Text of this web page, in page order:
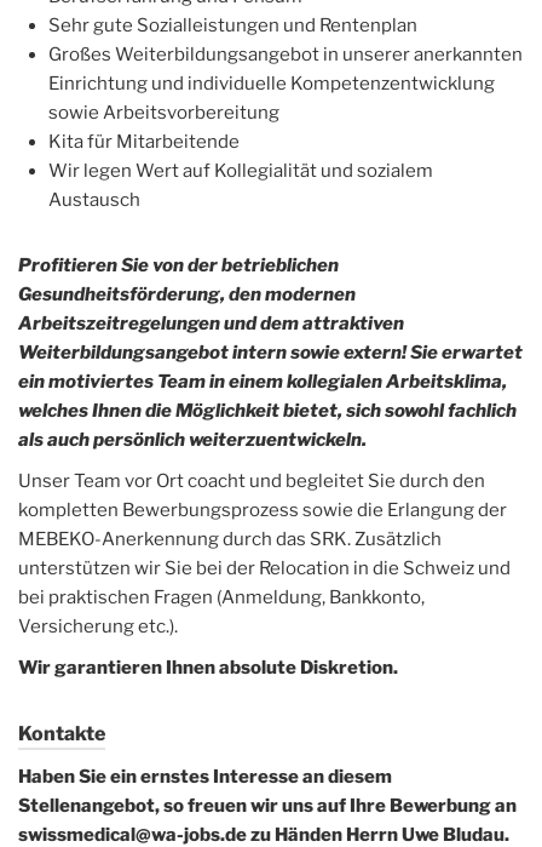
Sehr gute Sozialleistungen und Rentenplan
Großes Weiterbildungsangebot in unserer anerkannten
Einrichtung und individuelle Kompetenzentwicklung
sowie Arbeitsvorbereitung
Kita für Mitarbeitende
Wir legen Wert auf Kollegialität und sozialem
Austausch
Profitieren Sie von der betrieblichen
Gesundheitsförderung, den modernen
Arbeitszeitregelungen und dem attraktiven
Weiterbildungsangebot intern sowie extern! Sie erwartet
ein motiviertes Team in einem kollegialen Arbeitsklima,
welches Ihnen die Möglichkeit bietet, sich sowohl fachlich
als auch persönlich weiterzuentwickeln.
Unser Team vor Ort coacht und begleitet Sie durch den
kompletten Bewerbungsprozess sowie die Erlangung der
MEBEKO-Anerkennung durch das SRK. Zusätzlich
unterstützen wir Sie bei der Relocation in die Schweiz und
bei praktischen Fragen (Anmeldung, Bankkonto,
Versicherung etc.).
Wir garantieren Ihnen absolute Diskretion.
Kontakte
Haben Sie ein ernstes Interesse an diesem
Stellenangebot, so freuen wir uns auf Ihre Bewerbung an
swissmedical@wa-jobs.de zu Händen Herrn Uwe Bludau.